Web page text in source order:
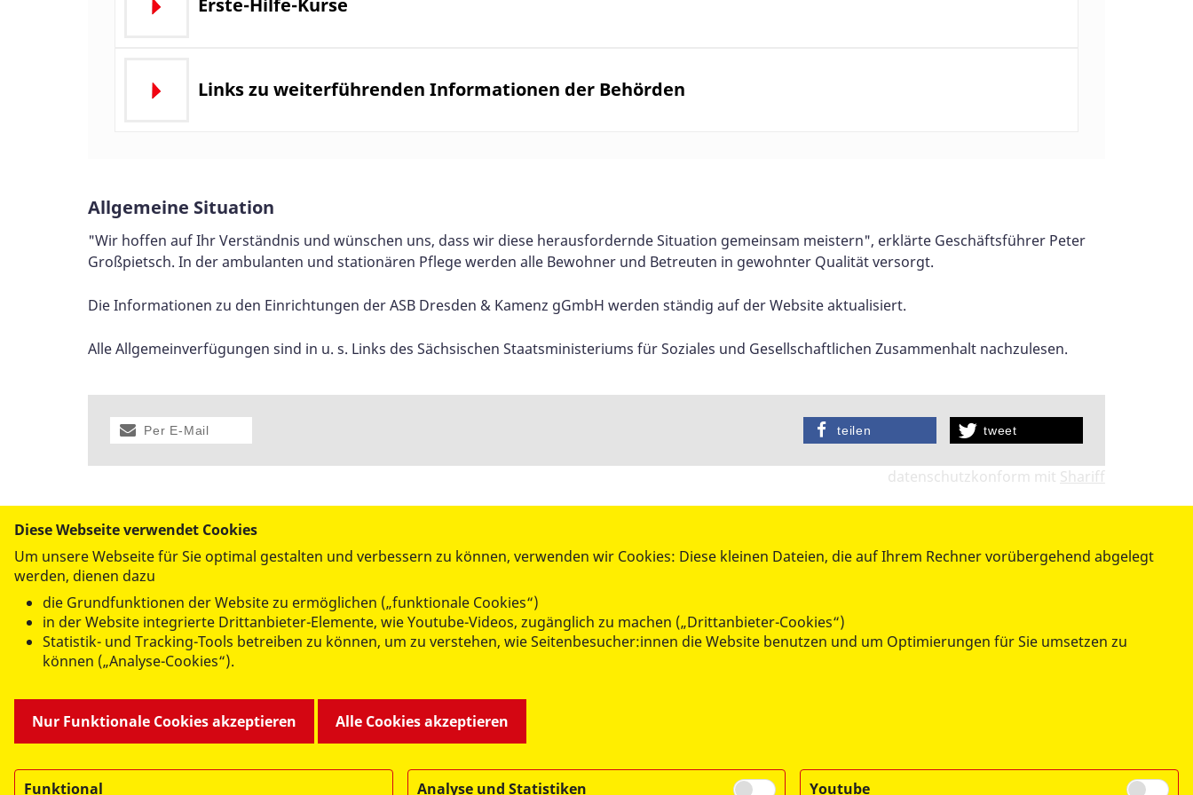
Erste-Hilfe-Kurse
Links zu weiterführenden Informationen der Behörden
Allgemeine Situation
"Wir hoffen auf Ihr Verständnis und wünschen uns, dass wir diese herausfordernde Situation gemeinsam meistern", erklärte Geschäftsführer Peter
Großpietsch. In der ambulanten und stationären Pflege werden alle Bewohner und Betreuten in gewohnter Qualität versorgt.
Die Informationen zu den Einrichtungen der ASB Dresden & Kamenz gGmbH werden ständig auf der Website aktualisiert.
Alle Allgemeinverfügungen sind in u. s. Links des Sächsischen Staatsministeriums für Soziales und Gesellschaftlichen Zusammenhalt nachzulesen.
Per E-Mail
tweet
teilen
datenschutzkonform mit Shariff
ANGEBOTE FÜR SIE
Leben und Pflege im Alter
Kindertageseinrichtungen
Ambulate Hilfen zur Erziehung
MITMACHEN & HELFEN
Freiwillig aktiv
Wünschewagen
Diese Webseite verwendet Cookies
Um unsere Webseite für Sie optimal gestalten und verbessern zu können, verwenden wir Cookies: Diese kleinen Dateien, die auf Ihrem Rechner vorübergehend abgelegt
werden, dienen dazu
die Grundfunktionen der Website zu ermöglichen („funktionale Cookies“)
in der Website integrierte Drittanbieter-Elemente, wie Youtube-Videos, zugänglich zu machen („Drittanbieter-Cookies“)
Statistik- und Tracking-Tools betreiben zu können, um zu verstehen, wie Seitenbesucher:innen die Website benutzen und um Optimierungen für Sie umsetzen zu
können („Analyse-Cookies“).
Nur Funktionale Cookies akzeptieren Alle Cookies akzeptieren
Funktional Analyse und Statistiken Youtube